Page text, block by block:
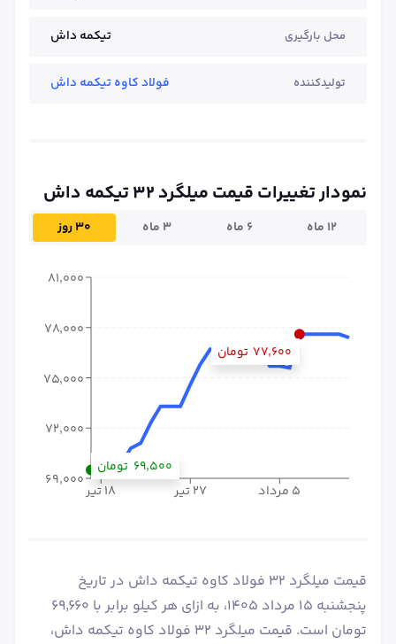
محل بارگیری تیکمه داش
تولیدکننده فولاد کاوه تیکمه داش
نمودار تغییرات قیمت میلگرد ۳۲ تیکمه داش
۱۲ ماه ۶ ماه ۳ ماه ۳۰ روز
۱۸ تیر ۲۷ تیر ۵ مرداد
۶۹٬۰۰۰
۷۲٬۰۰۰
۷۵٬۰۰۰
۷۸٬۰۰۰
۸۱٬۰۰۰
۷۷٬۶۰۰ تومان
۶۹٬۵۰۰ تومان
قیمت میلگرد 32 فولاد کاوه تیکمه داش در تاریخ
پنجشنبه ۱۵ مرداد ۱۴۰۵، به ازای هر کیلو برابر با ۶۹٬۶۶۰
تومان است. قیمت میلگرد 32 فولاد کاوه تیکمه داش،